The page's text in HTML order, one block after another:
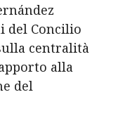
del Concilio
centralità
alla
del